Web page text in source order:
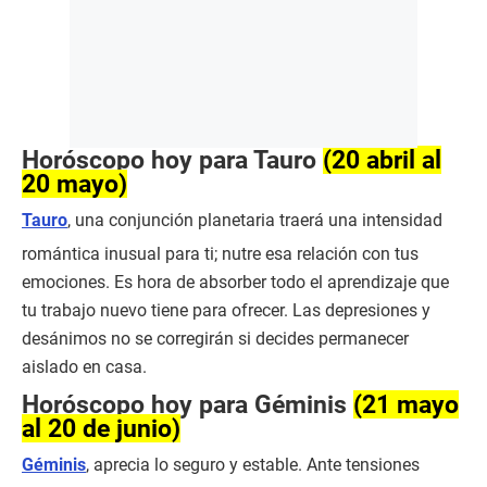
Horóscopo hoy para Tauro (20 abril al
20 mayo)
Tauro, una conjunción planetaria traerá una intensidad
romántica inusual para ti; nutre esa relación con tus
emociones. Es hora de absorber todo el aprendizaje que
tu trabajo nuevo tiene para ofrecer. Las depresiones y
desánimos no se corregirán si decides permanecer
aislado en casa.
Horóscopo hoy para Géminis (21 mayo
al 20 de junio)
Géminis, aprecia lo seguro y estable. Ante tensiones